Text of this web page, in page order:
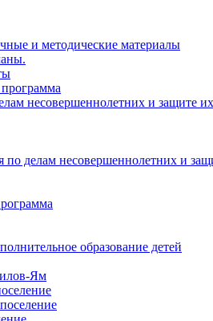
и методические материалы
несовершеннолетних и защите
по делам несовершеннолетних и
образование детей
Ям